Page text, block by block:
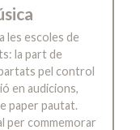
les escoles de
la part de
pel control
en audicions,
paper pautat.
per commemorar